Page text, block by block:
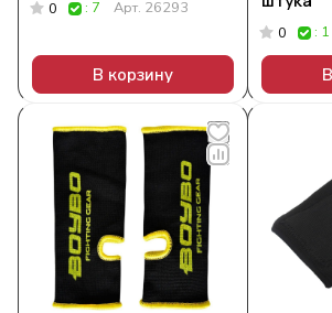
0 : 7 Арт. 26293
В корзину
0 : 1